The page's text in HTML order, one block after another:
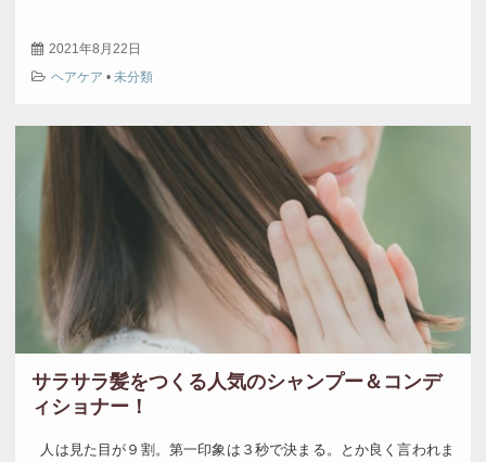
2021年8月22日
ヘアケア • 未分類
サラサラ髪をつくる人気のシャンプー＆コンデ
ィショナー！
人は見た目が９割。第一印象は３秒で決まる。とか良く言われま